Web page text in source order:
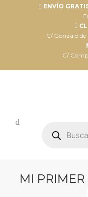
ENVÍO
C/ Gonzalo
C/
productos
MI